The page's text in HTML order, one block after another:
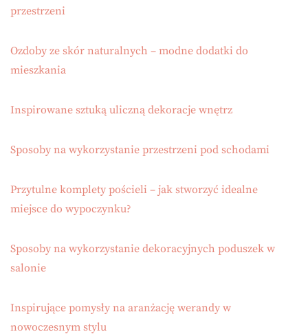
przestrzeni
Ozdoby ze skór naturalnych – modne dodatki do
mieszkania
Inspirowane sztuką uliczną dekoracje wnętrz
Sposoby na wykorzystanie przestrzeni pod schodami
Przytulne komplety pościeli – jak stworzyć idealne
miejsce do wypoczynku?
Sposoby na wykorzystanie dekoracyjnych poduszek w
salonie
Inspirujące pomysły na aranżację werandy w
nowoczesnym stylu